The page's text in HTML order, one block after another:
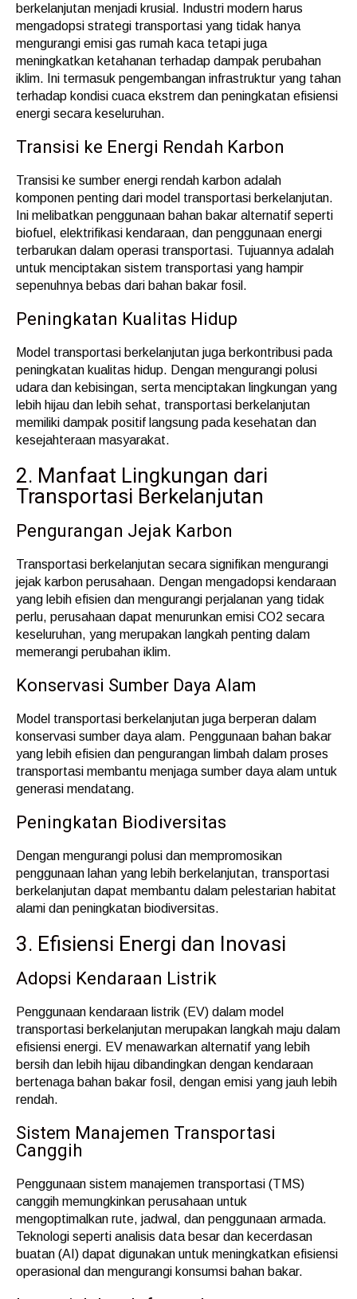
berkelanjutan menjadi krusial. Industri modern harus
mengadopsi strategi transportasi yang tidak hanya
mengurangi emisi gas rumah kaca tetapi juga
meningkatkan ketahanan terhadap dampak perubahan
iklim. Ini termasuk pengembangan infrastruktur yang tahan
terhadap kondisi cuaca ekstrem dan peningkatan efisiensi
energi secara keseluruhan.
Transisi ke Energi Rendah Karbon
Transisi ke sumber energi rendah karbon adalah
komponen penting dari model transportasi berkelanjutan.
Ini melibatkan penggunaan bahan bakar alternatif seperti
biofuel, elektrifikasi kendaraan, dan penggunaan energi
terbarukan dalam operasi transportasi. Tujuannya adalah
untuk menciptakan sistem transportasi yang hampir
sepenuhnya bebas dari bahan bakar fosil.
Peningkatan Kualitas Hidup
Model transportasi berkelanjutan juga berkontribusi pada
peningkatan kualitas hidup. Dengan mengurangi polusi
udara dan kebisingan, serta menciptakan lingkungan yang
lebih hijau dan lebih sehat, transportasi berkelanjutan
memiliki dampak positif langsung pada kesehatan dan
kesejahteraan masyarakat.
2. Manfaat Lingkungan dari
Transportasi Berkelanjutan
Pengurangan Jejak Karbon
Transportasi berkelanjutan secara signifikan mengurangi
jejak karbon perusahaan. Dengan mengadopsi kendaraan
yang lebih efisien dan mengurangi perjalanan yang tidak
perlu, perusahaan dapat menurunkan emisi CO2 secara
keseluruhan, yang merupakan langkah penting dalam
memerangi perubahan iklim.
Konservasi Sumber Daya Alam
Model transportasi berkelanjutan juga berperan dalam
konservasi sumber daya alam. Penggunaan bahan bakar
yang lebih efisien dan pengurangan limbah dalam proses
transportasi membantu menjaga sumber daya alam untuk
generasi mendatang.
Peningkatan Biodiversitas
Dengan mengurangi polusi dan mempromosikan
penggunaan lahan yang lebih berkelanjutan, transportasi
berkelanjutan dapat membantu dalam pelestarian habitat
alami dan peningkatan biodiversitas.
3. Efisiensi Energi dan Inovasi
Adopsi Kendaraan Listrik
Penggunaan kendaraan listrik (EV) dalam model
transportasi berkelanjutan merupakan langkah maju dalam
efisiensi energi. EV menawarkan alternatif yang lebih
bersih dan lebih hijau dibandingkan dengan kendaraan
bertenaga bahan bakar fosil, dengan emisi yang jauh lebih
rendah.
Sistem Manajemen Transportasi
Canggih
Penggunaan sistem manajemen transportasi (TMS)
canggih memungkinkan perusahaan untuk
mengoptimalkan rute, jadwal, dan penggunaan armada.
Teknologi seperti analisis data besar dan kecerdasan
buatan (AI) dapat digunakan untuk meningkatkan efisiensi
operasional dan mengurangi konsumsi bahan bakar.